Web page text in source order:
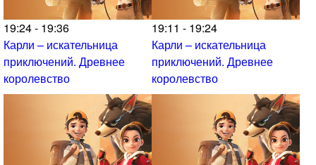
19:24 - 19:36
Карли – искательница
приключений. Древнее
королевство
19:11 - 19:24
Карли – искательница
приключений. Древнее
королевство